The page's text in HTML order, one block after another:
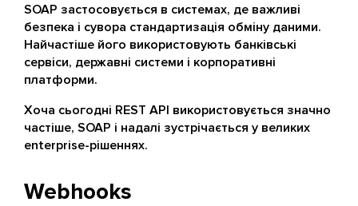
SOAP застосовується в системах, де важливі
безпека і сувора стандартизація обміну даними.
Найчастіше його використовують банківські
сервіси, державні системи і корпоративні
платформи.
Хоча сьогодні REST API використовується значно
частіше, SOAP і надалі зустрічається у великих
enterprise-рішеннях.
Webhooks